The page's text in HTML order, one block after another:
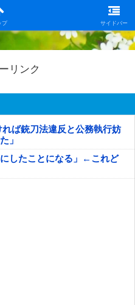
プ サイドバー
リンク
れば銃刀法違反と公務執行妨
」
したことになる」←これど